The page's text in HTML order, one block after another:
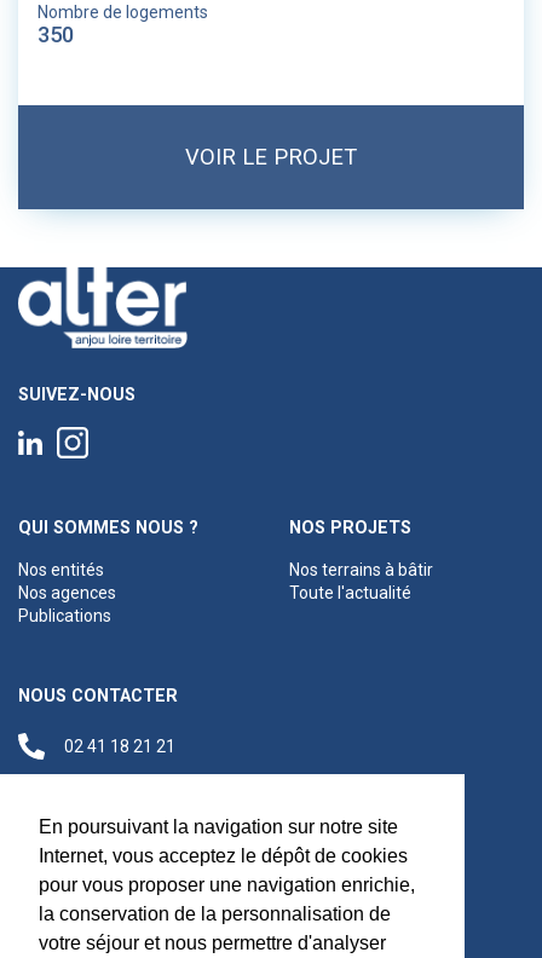
En poursuivant la navigation sur notre site
Internet, vous acceptez le dépôt de cookies
pour vous proposer une navigation enrichie,
la conservation de la personnalisation de
votre séjour et nous permettre d'analyser
Nombre de logements
350
VOIR LE PROJET
SUIVEZ-NOUS
QUI SOMMES NOUS ?
Nos entités
Nos agences
Publications
NOS PROJETS
Nos terrains à bâtir
Toute l'actualité
NOUS CONTACTER
02 41 18 21 21
Siège social
Maréchal Foch,
49100 Angers